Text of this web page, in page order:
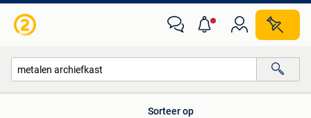
Sorteer op